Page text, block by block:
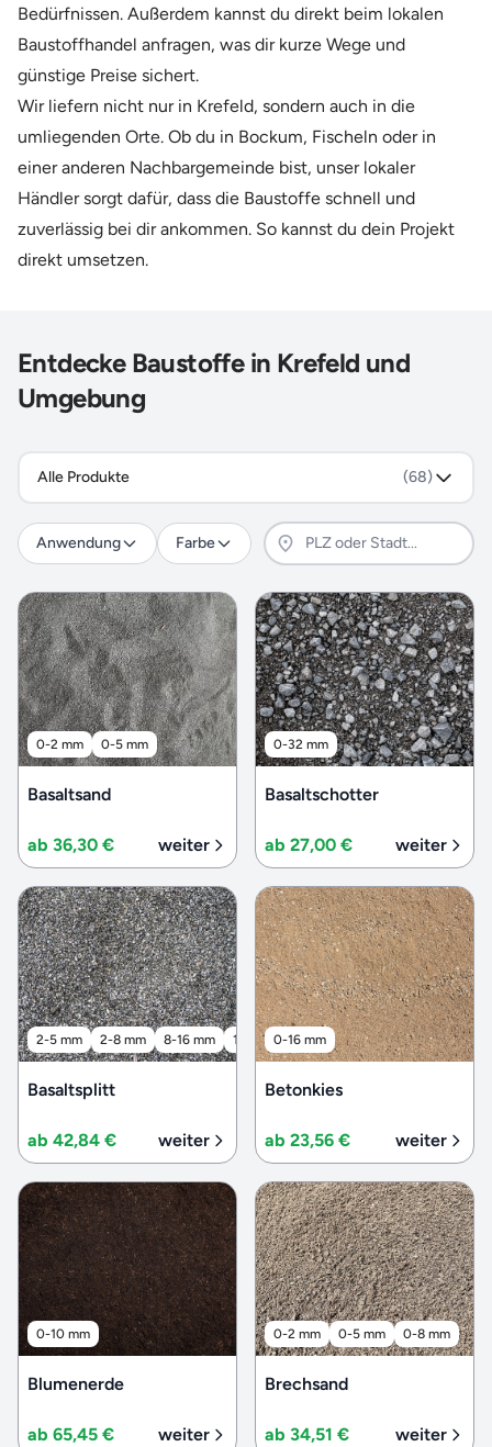
Bedürfnissen. Außerdem kannst du direkt beim lokalen
Baustoffhandel anfragen, was dir kurze Wege und
günstige Preise sichert.
Wir liefern nicht nur in Krefeld, sondern auch in die
umliegenden Orte. Ob du in Bockum, Fischeln oder in
einer anderen Nachbargemeinde bist, unser lokaler
Händler sorgt dafür, dass die Baustoffe schnell und
zuverlässig bei dir ankommen. So kannst du dein Projekt
direkt umsetzen.
Entdecke Baustoffe in Krefeld und
Umgebung
Alle Produkte (68)
Anwendung Farbe
0-2 mm 0-5 mm
Basaltsand
ab 36,30 € weiter
0-32 mm
Basaltschotter
ab 27,00 € weiter
2-5 mm 2-8 mm 8-16 mm 16-32 mm 32-56 mm
Basaltsplitt
ab 42,84 € weiter
0-16 mm
Betonkies
ab 23,56 € weiter
0-10 mm
Blumenerde
ab 65,45 € weiter
0-2 mm 0-5 mm 0-8 mm
Brechsand
ab 34,51 € weiter